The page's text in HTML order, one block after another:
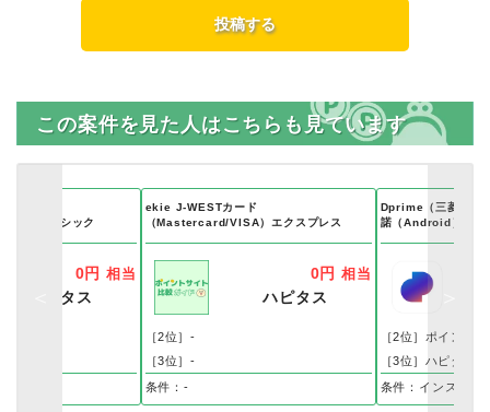
この案件を見た人はこちらも見ています
）ベーシック
0円 相当
ハピタス
ekie J-WESTカード
（Mastercard/VISA）エクスプレス
0円 相当
ハピタス
［2位］-
［3位］-
条件：-
Dprime（三菱UFJ
諾（Android）
［2位］ポイント
［3位］ハピタス
条件：インストー